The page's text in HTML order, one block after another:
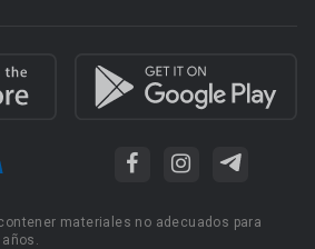
materiales no adecuados para